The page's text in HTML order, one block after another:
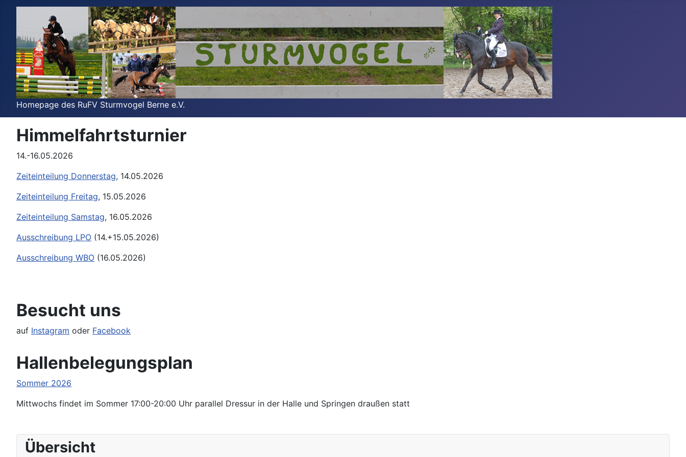
Homepage des RuFV Sturmvogel Berne e.V.
Übersicht
Himmelfahrtsturnier
14.-16.05.2026
Zeiteinteilung Donnerstag, 14.05.2026
Zeiteinteilung Freitag, 15.05.2026
Zeiteinteilung Samstag, 16.05.2026
Ausschreibung LPO (14.+15.05.2026)
Ausschreibung WBO (16.05.2026)
Besucht uns
auf Instagram oder Facebook
Hallenbelegungsplan
Sommer 2026
Mittwochs findet im Sommer 17:00-20:00 Uhr parallel Dressur in der Halle und Springen draußen statt